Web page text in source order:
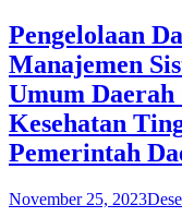
Pengelolaan
Manajemen
Umum
Kesehatan
Pemerintah
November 25, 2023